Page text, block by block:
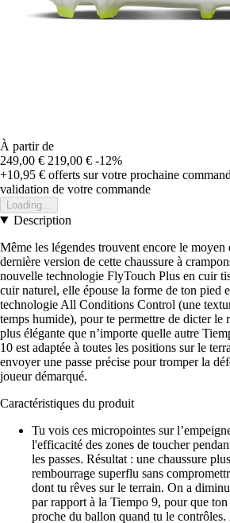
À partir de
249,00 € 219,00 € -12%
+10,95 € offerts sur votre prochaine
validation de votre commande
Loading...
Description
Même les légendes trouvent encore le moyen
dernière version de cette chaussure à
nouvelle technologie FlyTouch Plus en cuir
cuir naturel, elle épouse la forme de ton pied
technologie All Conditions Control (une
temps humide), pour te permettre de dicter le
plus élégante que n’importe quelle autre
10 est adaptée à toutes les positions sur le
envoyer une passe précise pour tromper la
joueur démarqué.
Caractéristiques du produit
Tu vois ces micropointes sur
l'efficacité des zones de toucher
les passes. Résultat : une chaussure
rembourrage superflu sans
dont tu rêves sur le terrain. On a
par rapport à la Tiempo 9, pour que
proche du ballon quand tu le